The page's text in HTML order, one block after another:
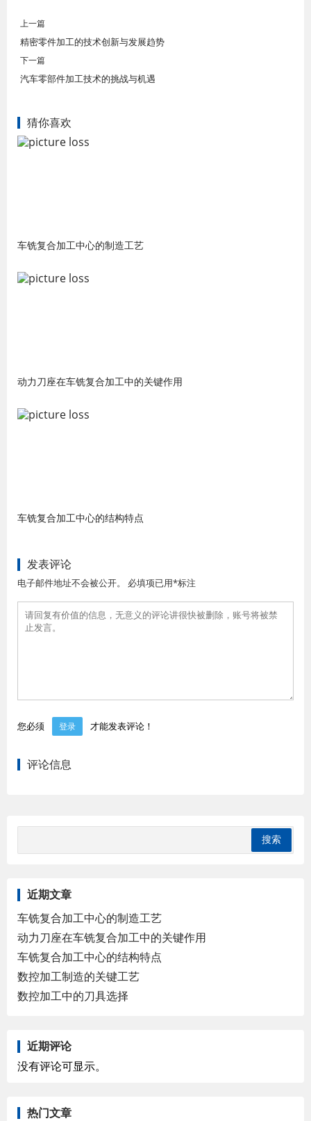
上一篇
精密零件加工的技术创新与发展趋势
下一篇
汽车零部件加工技术的挑战与机遇
猜你喜欢
车铣复合加工中心的制造工艺
动力刀座在车铣复合加工中的关键作用
车铣复合加工中心的结构特点
发表评论
电子邮件地址不会被公开。 必填项已用*标注
您必须 登录 才能发表评论！
评论信息
近期文章
车铣复合加工中心的制造工艺
动力刀座在车铣复合加工中的关键作用
车铣复合加工中心的结构特点
数控加工制造的关键工艺
数控加工中的刀具选择
近期评论
没有评论可显示。
热门文章